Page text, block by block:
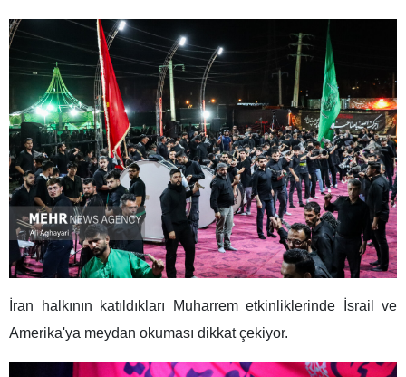
İran halkının katıldıkları Muharrem etkinliklerinde İsrail ve
Amerika'ya meydan okuması dikkat çekiyor.